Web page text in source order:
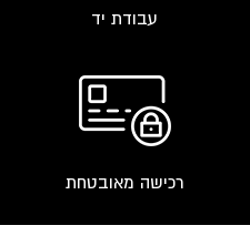
עבודת יד
רכישה מאובטחת